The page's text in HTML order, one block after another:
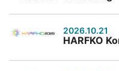
2026.10.21
HARFKO